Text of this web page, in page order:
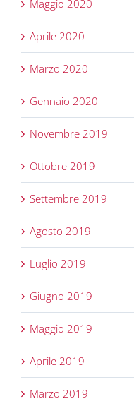
Maggio 2020
Aprile 2020
Marzo 2020
Gennaio 2020
Novembre 2019
Ottobre 2019
Settembre 2019
Agosto 2019
Luglio 2019
Giugno 2019
Maggio 2019
Aprile 2019
Marzo 2019